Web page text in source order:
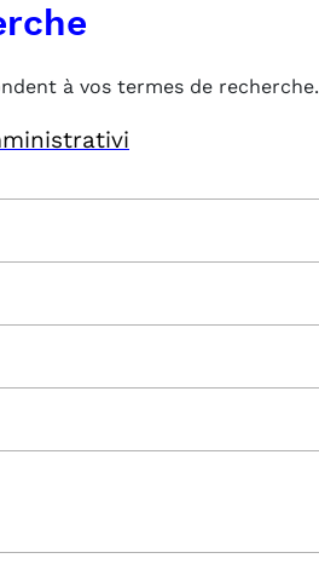
à vos termes de recherche.